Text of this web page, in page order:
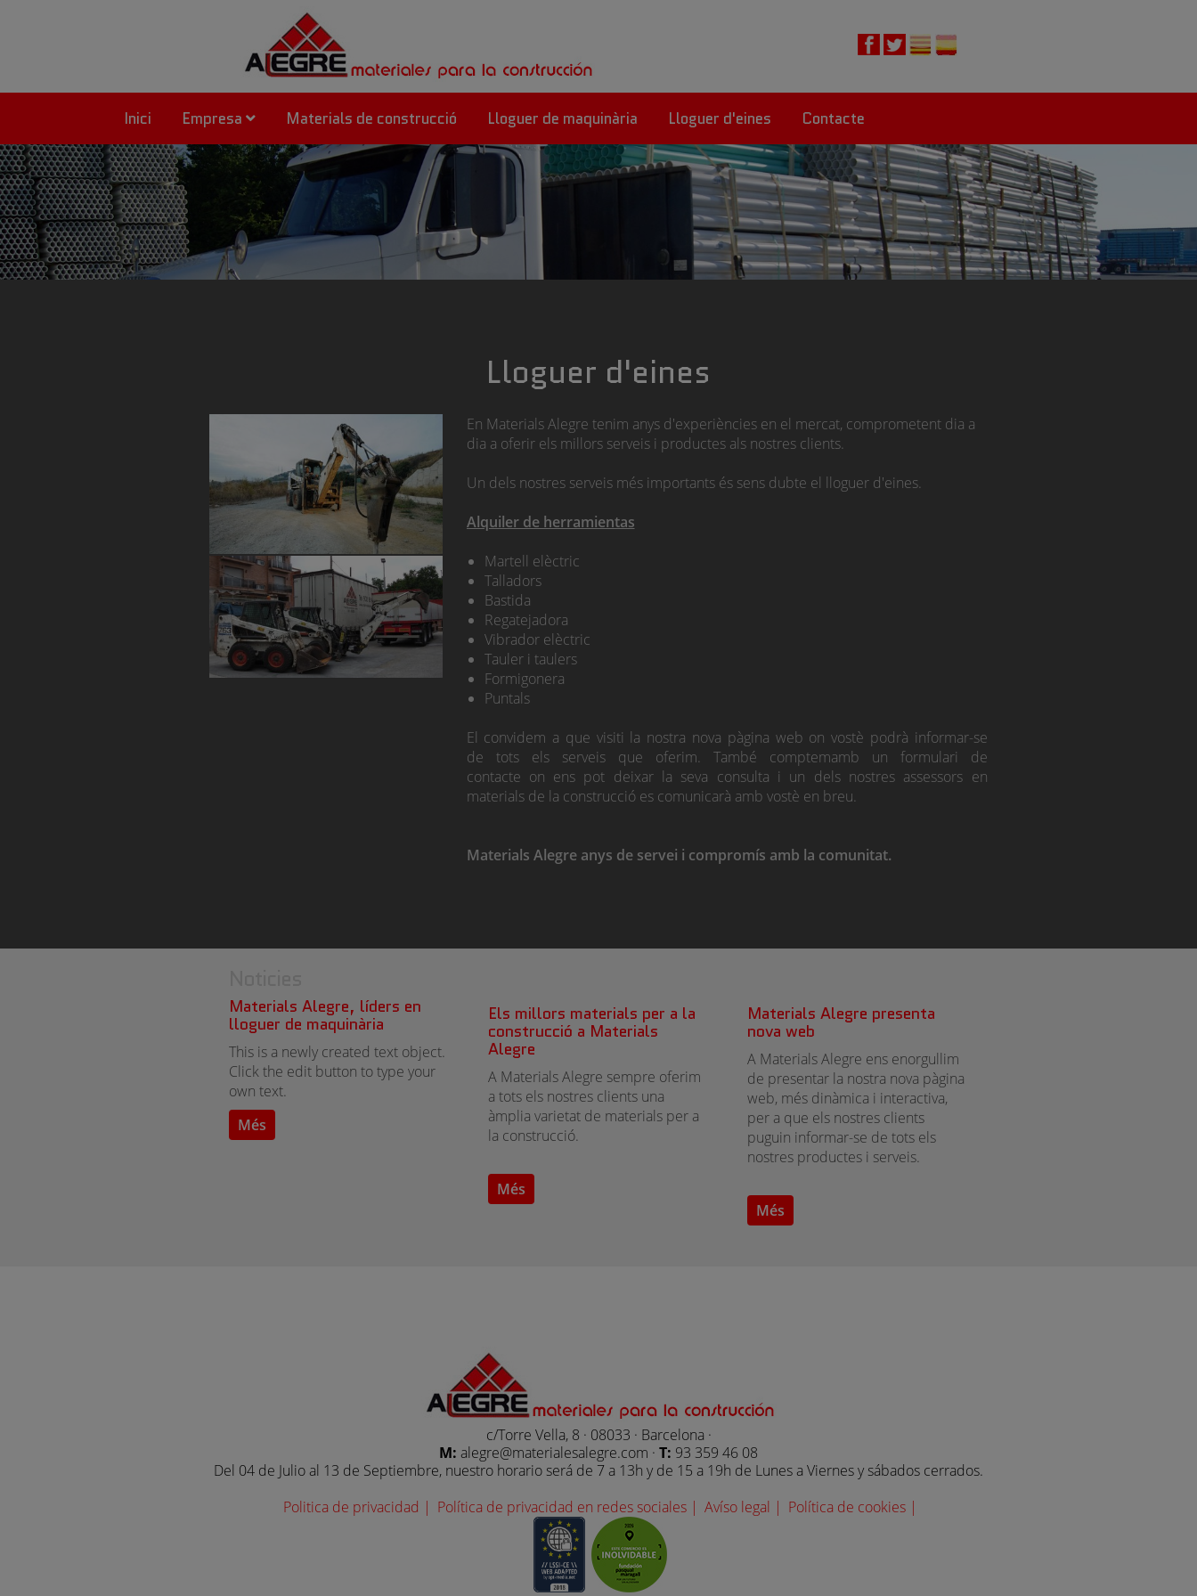
Inici Empresa Materials de construcció Lloguer de maquinària Lloguer d'eines Contacte
Lloguer d'eines
En Materials Alegre tenim anys d'experiències en el mercat, comprometent dia a
dia a oferir els millors serveis i productes als nostres clients.
Un dels nostres serveis més importants és sens dubte el lloguer d'eines.
Alquiler de herramientas
Martell elèctric
Talladors
Bastida
Regatejadora
Vibrador elèctric
Tauler i taulers
Formigonera
Puntals
El convidem a que visiti la nostra nova pàgina web on vostè podrà informar-se
de tots els serveis que oferim. També comptemamb un formulari de
contacte on ens pot deixar la seva consulta i un dels nostres assessors en
materials de la construcció es comunicarà amb vostè en breu.
Materials Alegre anys de servei i compromís amb la comunitat.
Materials Alegre, líders en
lloguer de maquinària
This is a newly created text object.
Click the edit button to type your
own text.
Més
Els millors materials per a la
construcció a Materials
Alegre
A Materials Alegre sempre oferim
a tots els nostres clients una
àmplia varietat de materials per a
la construcció.
Més
Materials Alegre presenta
nova web
A Materials Alegre ens enorgullim
de presentar la nostra nova pàgina
web, més dinàmica i interactiva,
per a que els nostres clients
puguin informar-se de tots els
nostres productes i serveis.
Més
c/Torre Vella, 8 · 08033 · Barcelona ·
M: alegre@materialesalegre.com · T: 93 359 46 08
Del 04 de Julio al 13 de Septiembre, nuestro horario será de 7 a 13h y de 15 a 19h de Lunes a Viernes y sábados cerrados.
Politica de privacidad | Política de privacidad en redes sociales | Avíso legal | Política de cookies |